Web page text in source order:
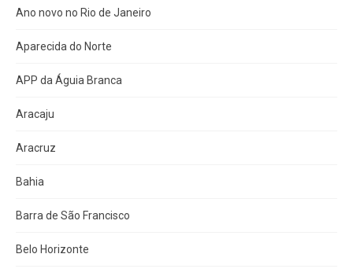
Ano novo no Rio de Janeiro
Aparecida do Norte
APP da Águia Branca
Aracaju
Aracruz
Bahia
Barra de São Francisco
Belo Horizonte